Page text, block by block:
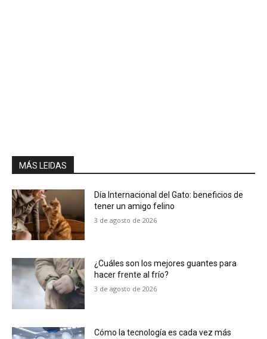
MÁS LEIDAS
Día Internacional del Gato: beneficios de
tener un amigo felino
3 de agosto de 2026
¿Cuáles son los mejores guantes para
hacer frente al frío?
3 de agosto de 2026
Cómo la tecnología es cada vez más